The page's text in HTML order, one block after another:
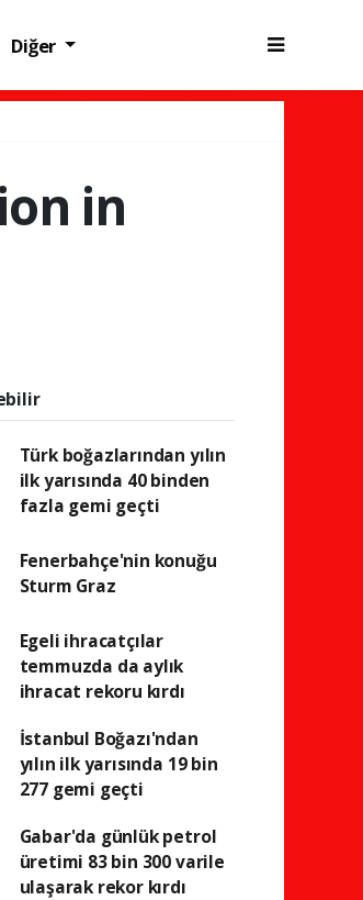
Diğer
in
Türk boğazlarından yılın
ilk yarısında 40 binden
fazla gemi geçti
Fenerbahçe'nin konuğu
Sturm Graz
Egeli ihracatçılar
temmuzda da aylık
ihracat rekoru kırdı
İstanbul Boğazı'ndan
yılın ilk yarısında 19 bin
277 gemi geçti
Gabar'da günlük petrol
üretimi 83 bin 300 varile
ulaşarak rekor kırdı